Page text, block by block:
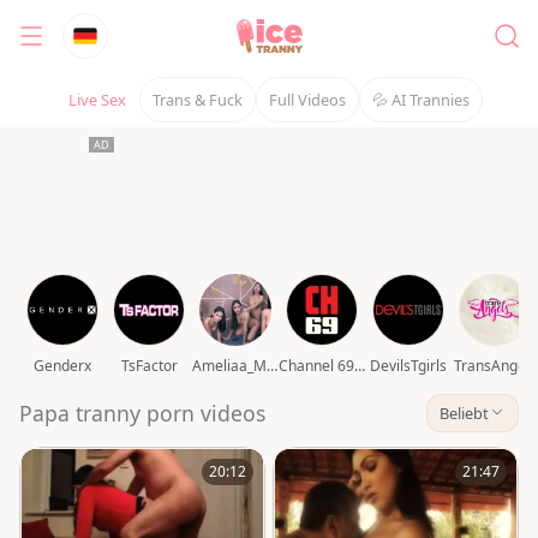
Live Sex Trans & Fuck Full Videos 💦 AI Trannies
Genderx TsFactor Ameliaa_Mckinley Channel 69 video DevilsTgirls TransAngels
Papa tranny porn videos Beliebt
20:12 21:47